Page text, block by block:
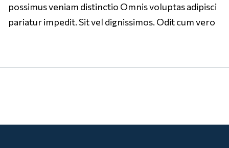
possimus veniam distinctio Omnis voluptas adipisci
pariatur impedit. Sit vel dignissimos. Odit cum vero